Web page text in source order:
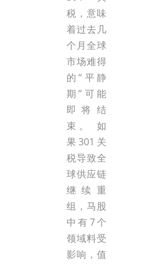
税，意味
着过去几
个月全球
市场难得
的“平静
期”可能
即将结
束。 如
果301关
税导致全
球供应链
继续重
组，马股
中有7个
领域料受
影响，值